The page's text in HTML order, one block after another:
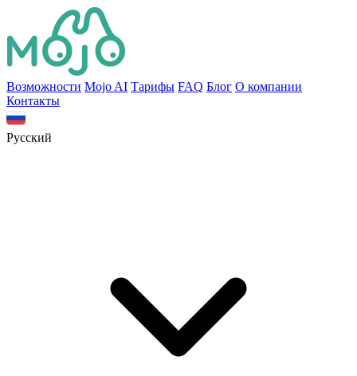
Bозможности Mojo AI Тарифы FAQ Блог О компании
Контакты
Русский